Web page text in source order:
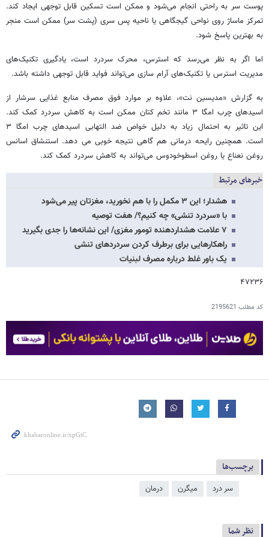
پوست سر به راحتی انجام می‌شود و ممکن است تسکین قابل توجهی ایجاد کند.
تمرکز ماساژ روی نواحی گیجگاهی یا ناحیه پس سری (پشت سر) ممکن است منجر
به بهترین پاسخ شود.
اما اگر به نظر می‌رسد که استرس، محرک سردرد است، یادگیری تکنیک‌های
مدیریت استرس یا تکنیک‌های آرام سازی می‌تواند فواید قابل توجهی داشته باشد.
به گزارش «مدیسین نت»، علاوه بر موارد فوق مصرف منابع غذایی سرشار از
اسیدهای چرب امگا ۳ مانند تخم کتان ممکن است به کاهش سردرد کمک کند.
این تاثیر به احتمال زیاد به دلیل خواص ضد التهابی اسیدهای چرب امگا ۳
است. همچنین رایحه درمانی هم گاهی نتیجه خوبی می دهد. استنشاق اسانس
روغن نعناع یا روغن اسطوخودوس می‌تواند به کاهش سردرد کمک کند.
خبرهای مرتبط
هشدار؛ این ۳ مکمل را با هم نخورید، مغزتان پیر می‌شود
با «سردرد تنشی» چه کنیم؟/ هفت توصیه
۷ علامت هشداردهنده تومور مغزی/ این نشانه‌ها را جدی بگیرید
راهکارهایی برای برطرف کردن سردردهای تنشی
یک باور غلط درباره مصرف لبنیات
۴۷۲۳۶
کد مطلب 2195621
برچسب‌ها
سر درد میگرن درمان
نظر شما